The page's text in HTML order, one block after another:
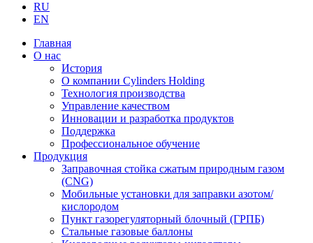
RU
EN
Главная
О нас
История
О компании Cylinders Holding
Технология производства
Управление качеством
Инновации и разработка продуктов
Поддержка
Профессиональное обучение
Продукция
Заправочная стойка сжатым природным газом
(CNG)
Мобильные установки для заправки азотом/
кислородом
Пункт газорегуляторный блочный (ГРПБ)
Стальные газовые баллоны